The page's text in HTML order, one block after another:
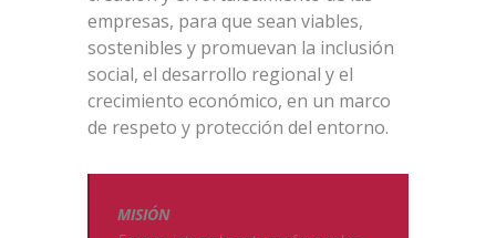
empresas, para que sean viables,
sostenibles y promuevan la inclusión
social, el desarrollo regional y el
crecimiento económico, en un marco
de respeto y protección del entorno.
MISIÓN